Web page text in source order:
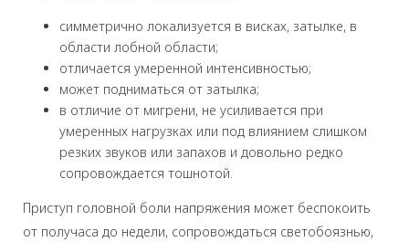
симметрично локализуется в висках, затылке, в
области лобной области;
отличается умеренной интенсивностью;
может подниматься от затылка;
в отличие от мигрени, не усиливается при
умеренных нагрузках или под влиянием слишком
резких звуков или запахов и довольно редко
сопровождается тошнотой.
Приступ головной боли напряжения может беспокоить
от получаса до недели, сопровождаться светобоязнью,